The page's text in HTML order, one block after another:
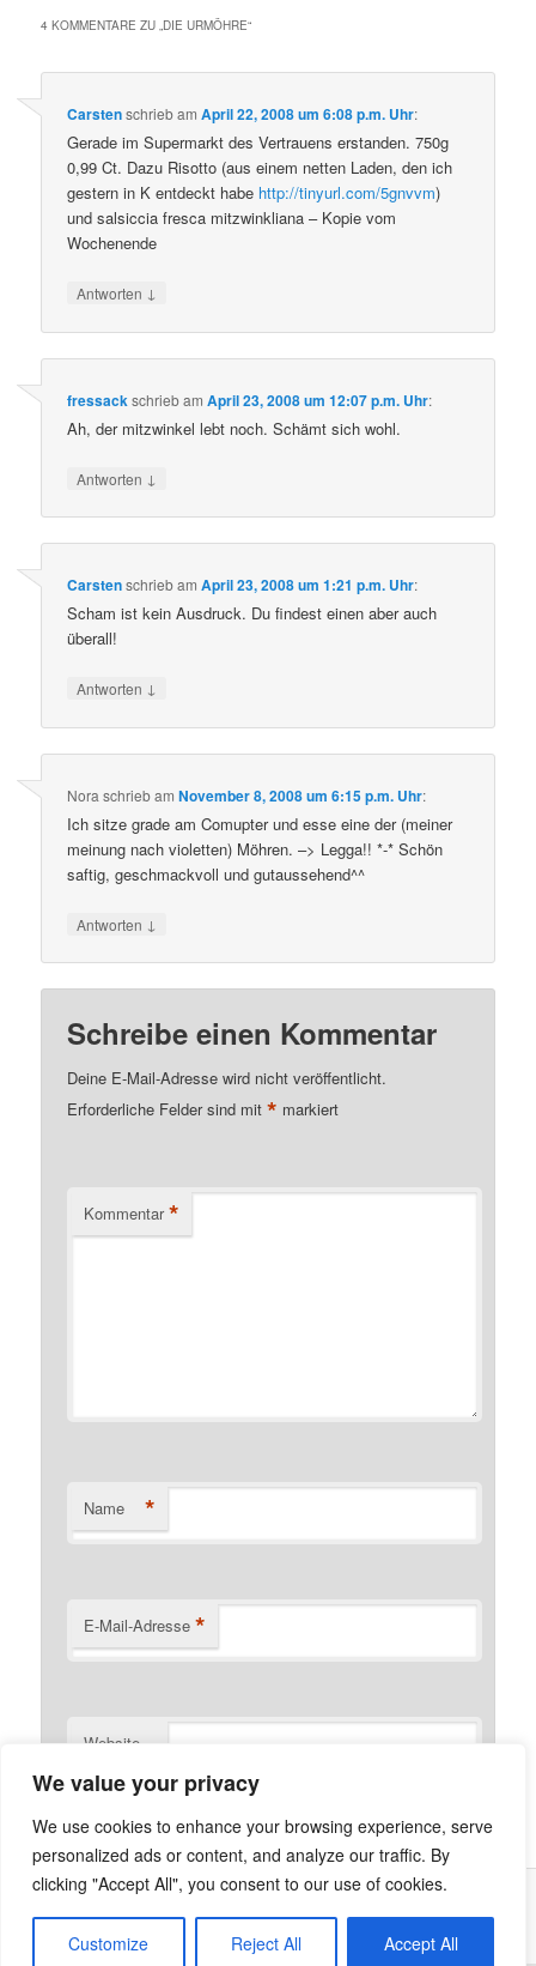
We value your privacy
We use cookies to enhance your browsing experience, serve
personalized ads or content, and analyze our traffic. By
clicking "Accept All", you consent to our use of cookies.
Customize Reject All Accept All
4 KOMMENTARE ZU „DIE URMÖHRE“
CarstenschriebamApril 22, 2008 um 6:08 p.m. Uhr:
Gerade im Supermarkt des Vertrauens erstanden. 750g
0,99 Ct. Dazu Risotto (aus einem netten Laden, den ich
gestern in K entdeckt habe http://tinyurl.com/5gnvvm)
und salsiccia fresca mitzwinkliana – Kopie vom
Wochenende
Antworten ↓
fressackschriebamApril 23, 2008 um 12:07 p.m. Uhr:
Ah, der mitzwinkel lebt noch. Schämt sich wohl.
Antworten ↓
CarstenschriebamApril 23, 2008 um 1:21 p.m. Uhr:
Scham ist kein Ausdruck. Du findest einen aber auch
überall!
Antworten ↓
Nora schriebamNovember 8, 2008 um 6:15 p.m. Uhr:
Ich sitze grade am Comupter und esse eine der (meiner
meinung nach violetten) Möhren. –> Legga!! *-* Schön
saftig, geschmackvoll und gutaussehend^^
Antworten ↓
Schreibe einen Kommentar
Deine E-Mail-Adresse wird nicht veröffentlicht.
Erforderliche Felder sind mit* markiert
Kommentar *
Name *
E-Mail-Adresse *
Website
Was ist die Netzecke? Stolz präsentiert von WordPress